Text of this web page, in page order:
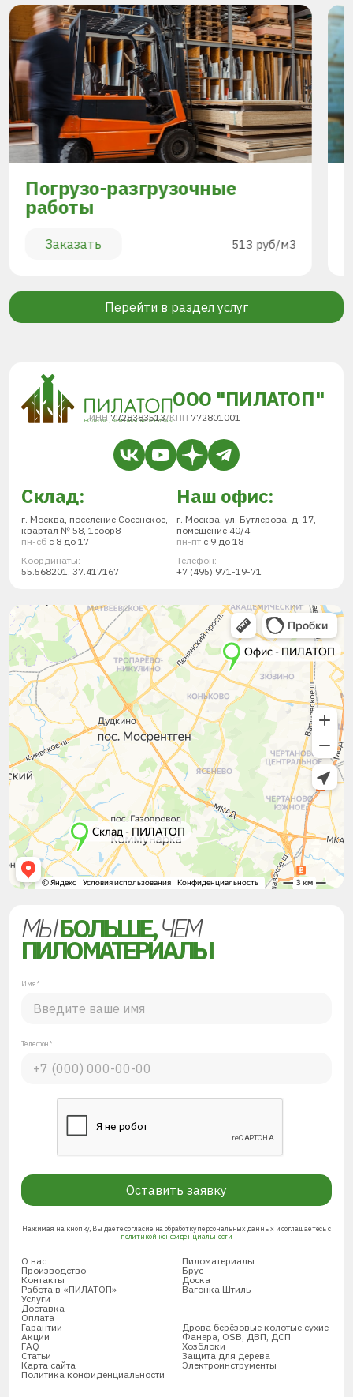
Погрузо-разгрузочные
работы
Заказать 513 руб/м3
Перейти в раздел услуг
ООО "ПИЛАТОП"
ИНН 7728383513/КПП 772801001
Склад:
г. Москва, поселение Сосенское,
квартал № 58, 1соор8
пн-сб с 8 до 17
Координаты:
55.568201, 37.417167
Наш офис:
г. Москва, ул. Бутлерова, д. 17,
помещение 40/4
пн-пт с 9 до 18
Телефон:
+7 (495) 971-19-71
МЫБОЛЬШЕ,ЧЕМ
ПИЛОМАТЕРИАЛЫ
Имя*
Телефон*
Оставить заявку
Нажимая на кнопку, Вы даете согласие на обработку персональных данных и соглашаетесь с
политикой конфиденциальности
О нас
Производство
Контакты
Работа в «ПИЛАТОП»
Услуги
Доставка
Оплата
Гарантии
Акции
FAQ
Статьи
Карта сайта
Политика конфиденциальности
Пиломатериалы
Брус
Доска
Вагонка Штиль
Дрова берёзовые колотые сухие
Фанера, OSB, ДВП, ДСП
Хозблоки
Защита для дерева
Электроинструменты